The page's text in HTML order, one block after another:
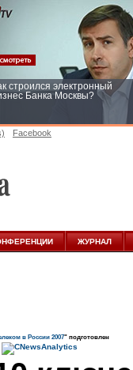
строился электронный
Банка Москвы?
Facebook
ЖУРНАЛ
в России 2007" подготовлен